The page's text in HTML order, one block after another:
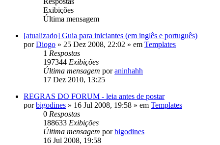
Exibições
Última mensagem
[atualizado] Guia para iniciantes (em inglês e português)
porDiogo » 25 Dez 2008, 22:02 » em Templates
1 Respostas
197344 Exibições
Última mensagem poraninhahh
17 Dez 2010, 13:25
REGRAS DO FORUM - leia antes de postar
porbigodines » 16 Jul 2008, 19:58 » em Templates
0 Respostas
188633 Exibições
Última mensagem porbigodines
16 Jul 2008, 19:58